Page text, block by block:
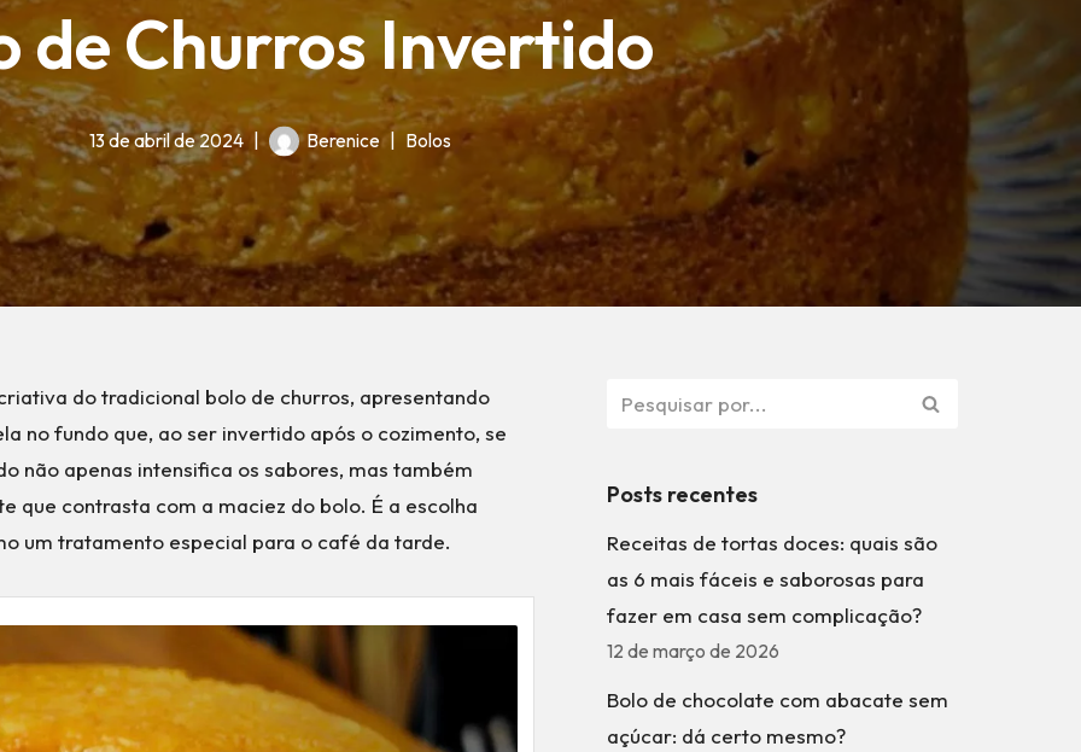
de Churros Invertido
13 de abril de 2024 Berenice Bolos
do tradicional bolo de churros, apresentando
no fundo que, ao ser invertido após o cozimento, se
não apenas intensifica os sabores, mas também
que contrasta com a maciez do bolo. É a escolha
um tratamento especial para o café da tarde.
Posts recentes
Receitas de tortas doces: quais são
as 6 mais fáceis e saborosas para
fazer em casa sem complicação?
12 de março de 2026
Bolo de chocolate com abacate sem
açúcar: dá certo mesmo?